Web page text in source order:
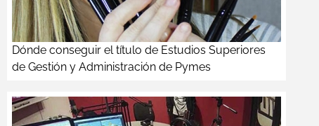
Dónde conseguir el título de Estudios Superiores
de Gestión y Administración de Pymes